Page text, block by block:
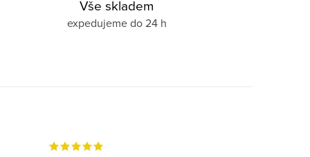
Vše skladem
expedujeme do 24 h